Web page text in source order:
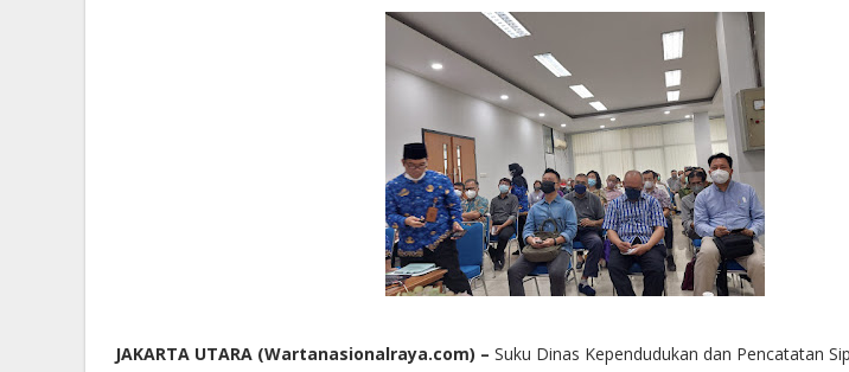
JAKARTA UTARA (Wartanasionalraya.com) – Suku Dinas Kependudukan dan Pencatatan